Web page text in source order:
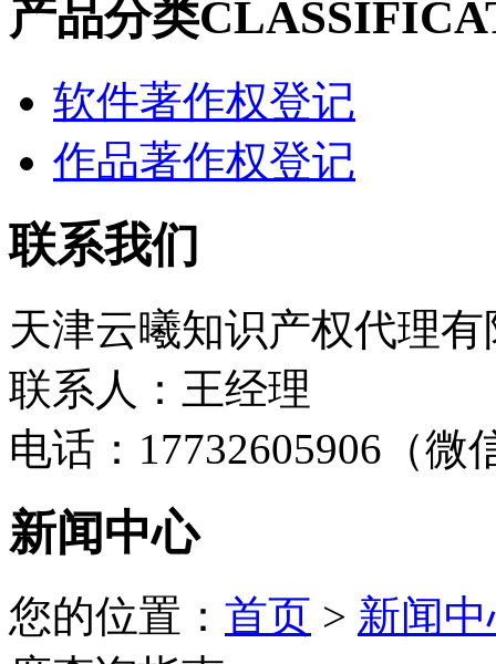
产品分类
软件著作权登记
作品著作权登记
联系我们
天津云曦知识产权代理
联系人：王经理
电话：17732605906（微
新闻中心
您的位置： 首页 > 新闻